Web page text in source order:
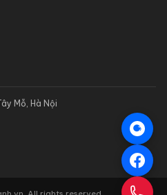
Mỗ, Hà Nội